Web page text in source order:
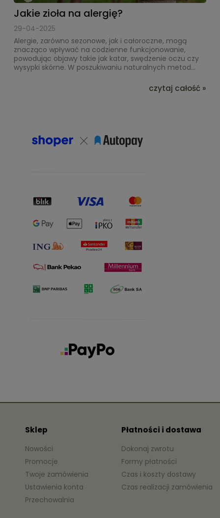
Jakie zioła na alergię?
29-04-2025
Alergie, zarówno sezonowe, jak i całoroczne, mogą
znacząco wpływać na codzienne funkcjonowanie,
powodując objawy takie jak katar, swędzenie oczu czy
wysypki skórne. W poszukiwaniu naturalnych metod...
czytaj całość »
Sklep
Nowości
Promocje
Twoje zamówienia
Ustawienia konta
Przechowalnia
Płatności i dostawa
Dokonaj zwrotu
Formy płatności
Czas i koszty dostawy
Czas realizacji zamówienia